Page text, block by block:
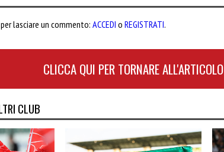
lasciare un commento:ACCEDI o REGISTRATI.
CLICCA QUI PER TORNARE ALL'ARTICOLO
CLUB